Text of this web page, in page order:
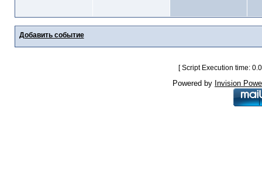
Добавить событие
[ Script Execution time:
Powered by Invision